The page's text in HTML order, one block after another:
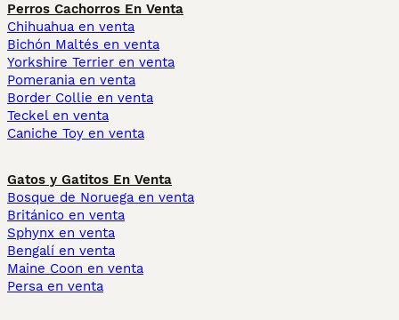
Perros Cachorros En Venta
Chihuahua en venta
Bichón Maltés en venta
Yorkshire Terrier en venta
Pomerania en venta
Border Collie en venta
Teckel en venta
Caniche Toy en venta
Gatos y Gatitos En Venta
Bosque de Noruega en venta
Británico en venta
Sphynx en venta
Bengalí en venta
Maine Coon en venta
Persa en venta